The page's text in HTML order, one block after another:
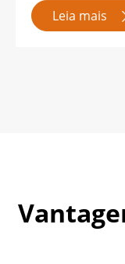
Leia mais